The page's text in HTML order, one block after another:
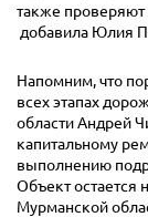
также проверяют
добавила Юлия
Напомним, что
всех этапах
области Андрей
капитальному
выполнению
Объект остается
Мурманской